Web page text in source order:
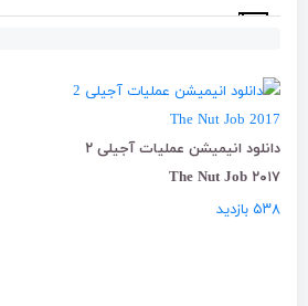
دانلود انیمیشن عملیات آجیلی ۲
The Nut Job ۲۰۱۷
۵۳۸ بازدید